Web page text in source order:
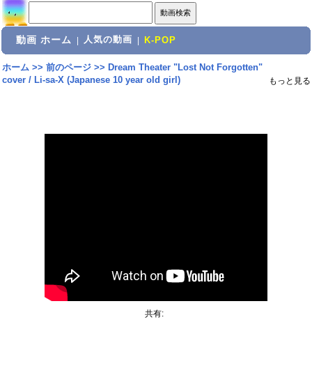
動画 ホーム 人気の動画 K-POP
ホーム>> 前のページ>> Dream Theater "Lost Not Forgotten"
cover / Li-sa-X (Japanese 10 year old girl)
もっと見る
共有: